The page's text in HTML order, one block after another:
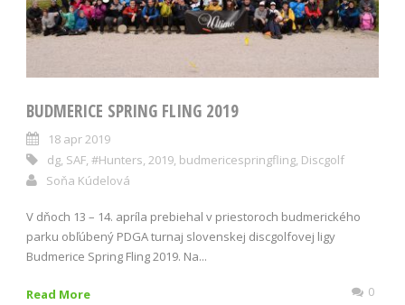
BUDMERICE SPRING FLING 2019
18 apr 2019
dg, SAF, #Hunters, 2019, budmericespringfling, Discgolf
Soňa Kúdelová
V dňoch 13 – 14. apríla prebiehal v priestoroch budmerického
parku obľúbený PDGA turnaj slovenskej discgolfovej ligy
Budmerice Spring Fling 2019. Na...
Read More 0